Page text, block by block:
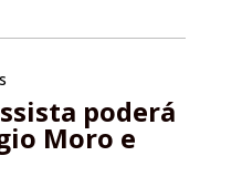
poderá
Moro e